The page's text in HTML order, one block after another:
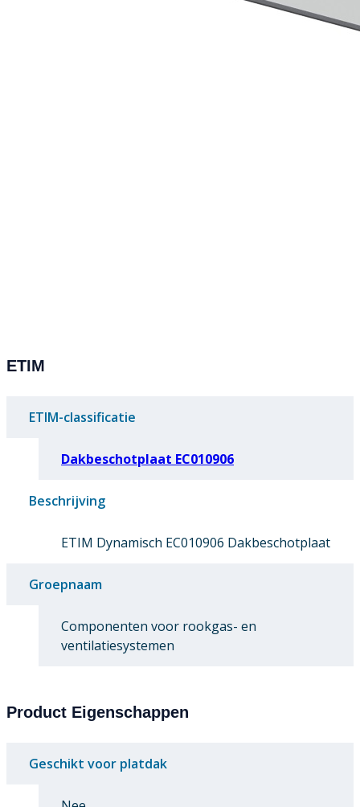
ETIM
ETIM-classificatie
Dakbeschotplaat EC010906
Beschrijving
ETIM Dynamisch EC010906 Dakbeschotplaat
Groepnaam
Componenten voor rookgas- en
ventilatiesystemen
Product Eigenschappen
Geschikt voor platdak